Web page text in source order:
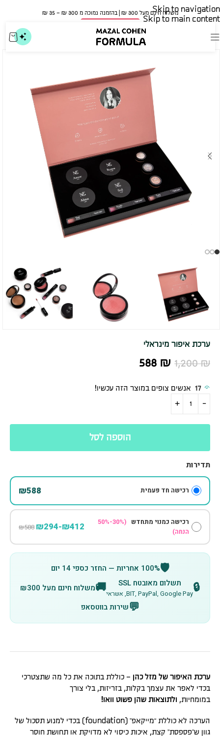
Skip to navigation
Skip to main content
משלוח חינם מעל 300 ₪ | בהזמנה נמוכה מ 300 ₪ – 35 ₪​
ערכת איפור מינראלי
1,200₪
588 ₪
17 אנשים צופים במוצר הזה עכשיו!
הוספה לסל
תדירות
רכישה חד פעמית ₪588
רכישה כמנוי מתחדש
(30%-50%
הנחה)
₪412-₪294
₪588
🛡️100% אחריות — החזר כספי 14 יום
🔒 תשלום מאובטח SSL
BIT, PayPal, Google Pay, אשראי 🚚משלוח חינם מעל ₪300
💬שירות בווטסאפ
ערכת האיפור של מזל כהן – כוללת בתוכה את כל מה שתצטרכי
בכדי לאפר את עצמך בקלות, בזריזות, בלי צורך
במומחיות, ולתוצאות שהן פשוט וואו!
הערכה לא כוללת “מייקאפ” (foundation) בכדי למנוע תסכול של
גוון ש”פספסת” קצת, איכות כיסוי לא מדויקת או תחושת חוסר